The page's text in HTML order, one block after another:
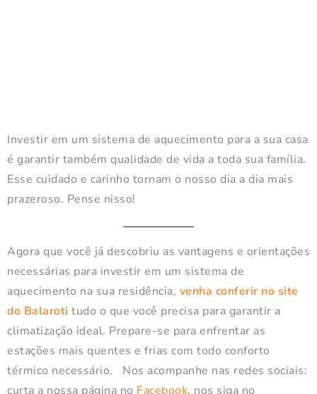
Investir em um sistema de aquecimento para a sua casa
é garantir também qualidade de vida a toda sua família.
Esse cuidado e carinho tornam o nosso dia a dia mais
prazeroso. Pense nisso!
Agora que você já descobriu as vantagens e orientações
necessárias para investir em um sistema de
aquecimento na sua residência, venha conferir no site
do Balaroti tudo o que você precisa para garantir a
climatização ideal. Prepare-se para enfrentar as
estações mais quentes e frias com todo conforto
térmico necessário. Nos acompanhe nas redes sociais:
curta a nossa página no Facebook, nos siga no